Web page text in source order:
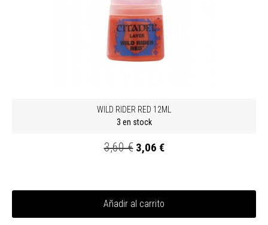
WILD RIDER RED 12ML
3 en stock
3,60 € 3,06 €
Añadir al carrito